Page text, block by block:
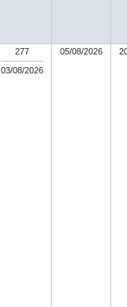
277
03/08/2026
05/08/2026